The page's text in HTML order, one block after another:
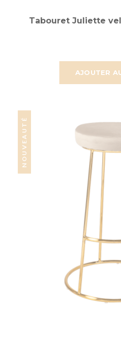
AJOUTER
Tabouret Juliette
NOUVEAUTÉ